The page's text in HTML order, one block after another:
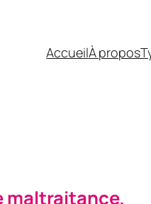
AccueilÀ propos
maltraitance.